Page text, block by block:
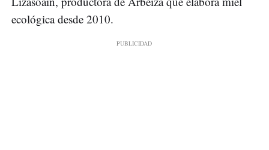
ecológica desde 2010.